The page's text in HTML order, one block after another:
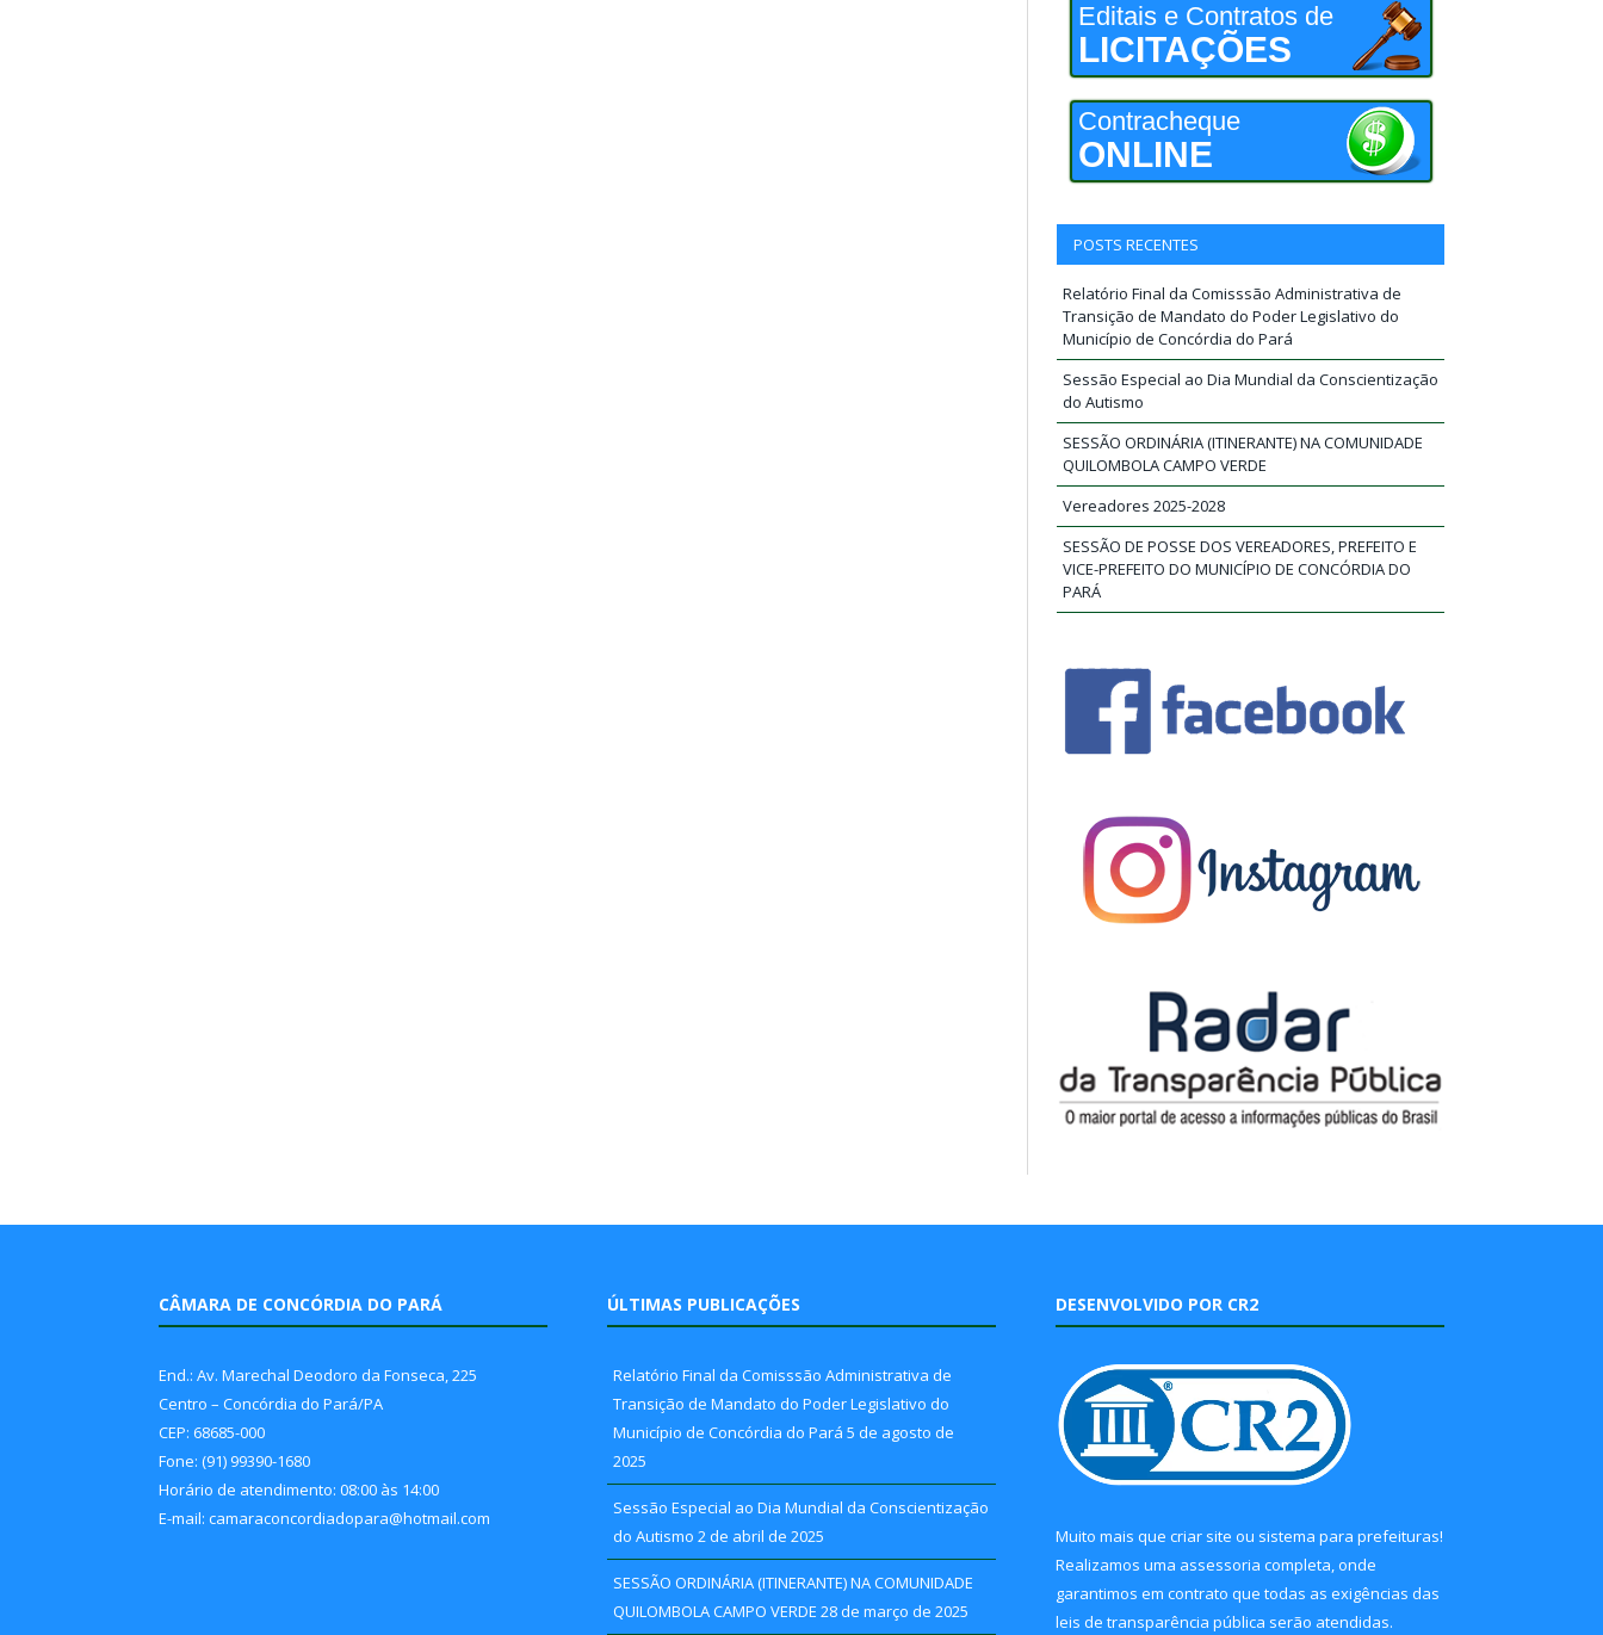
Editais e Contratos de
LICITAÇÕES
Contracheque
ONLINE
POSTS RECENTES
Relatório Final da Comisssão Administrativa de
Transição de Mandato do Poder Legislativo do
Município de Concórdia do Pará
Sessão Especial ao Dia Mundial da Conscientização
do Autismo
SESSÃO ORDINÁRIA (ITINERANTE) NA COMUNIDADE
QUILOMBOLA CAMPO VERDE
Vereadores 2025-2028
SESSÃO DE POSSE DOS VEREADORES, PREFEITO E
VICE-PREFEITO DO MUNICÍPIO DE CONCÓRDIA DO
PARÁ
CÂMARA DE CONCÓRDIA DO PARÁ
End.: Av. Marechal Deodoro da Fonseca, 225
Centro – Concórdia do Pará/PA
CEP: 68685-000
Fone: (91) 99390-1680
Horário de atendimento: 08:00 às 14:00
E-mail: camaraconcordiadopara@hotmail.com
ÚLTIMAS PUBLICAÇÕES
Relatório Final da Comisssão Administrativa de
Transição de Mandato do Poder Legislativo do
Município de Concórdia do Pará 5 de agosto de
2025
Sessão Especial ao Dia Mundial da Conscientização
do Autismo 2 de abril de 2025
SESSÃO ORDINÁRIA (ITINERANTE) NA COMUNIDADE
QUILOMBOLA CAMPO VERDE 28 de março de 2025
DESENVOLVIDO POR CR2
Muito mais que criar site ou sistema para prefeituras!
Realizamos uma assessoria completa, onde
garantimos em contrato que todas as exigências das
leis de transparência pública serão atendidas.